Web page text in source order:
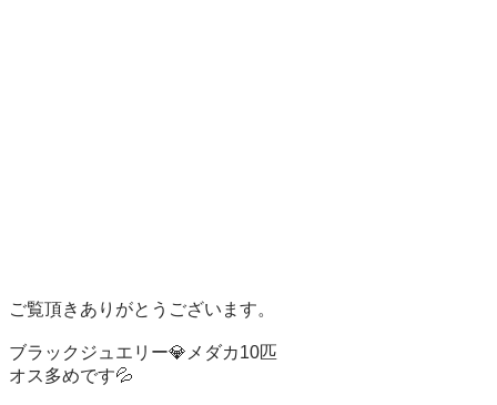
ご覧頂きありがとうございます。
ブラックジュエリー💎メダカ10匹
オス多めです💦